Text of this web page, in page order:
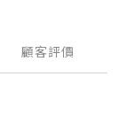
顧客評價